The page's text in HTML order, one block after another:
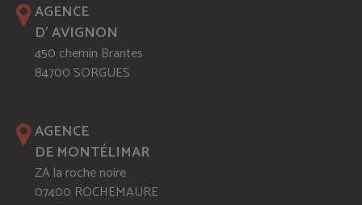
AGENCE
D' AVIGNON
450 chemin Brantes
84700 SORGUES
AGENCE
DE MONTÉLIMAR
ZA la roche noire
07400 ROCHEMAURE